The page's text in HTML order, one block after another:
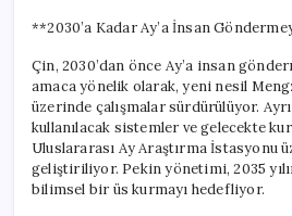
**2030’a Kadar Ay’a İnsan
Çin, 2030’dan önce Ay’a insan
amaca yönelik olarak, yeni nesil
üzerinde çalışmalar sürdürülüyor.
kullanılacak sistemler ve gelecekte
Uluslararası Ay Araştırma İstasyonu
geliştiriliyor. Pekin yönetimi, 2035
bilimsel bir üs kurmayı hedefliyor.